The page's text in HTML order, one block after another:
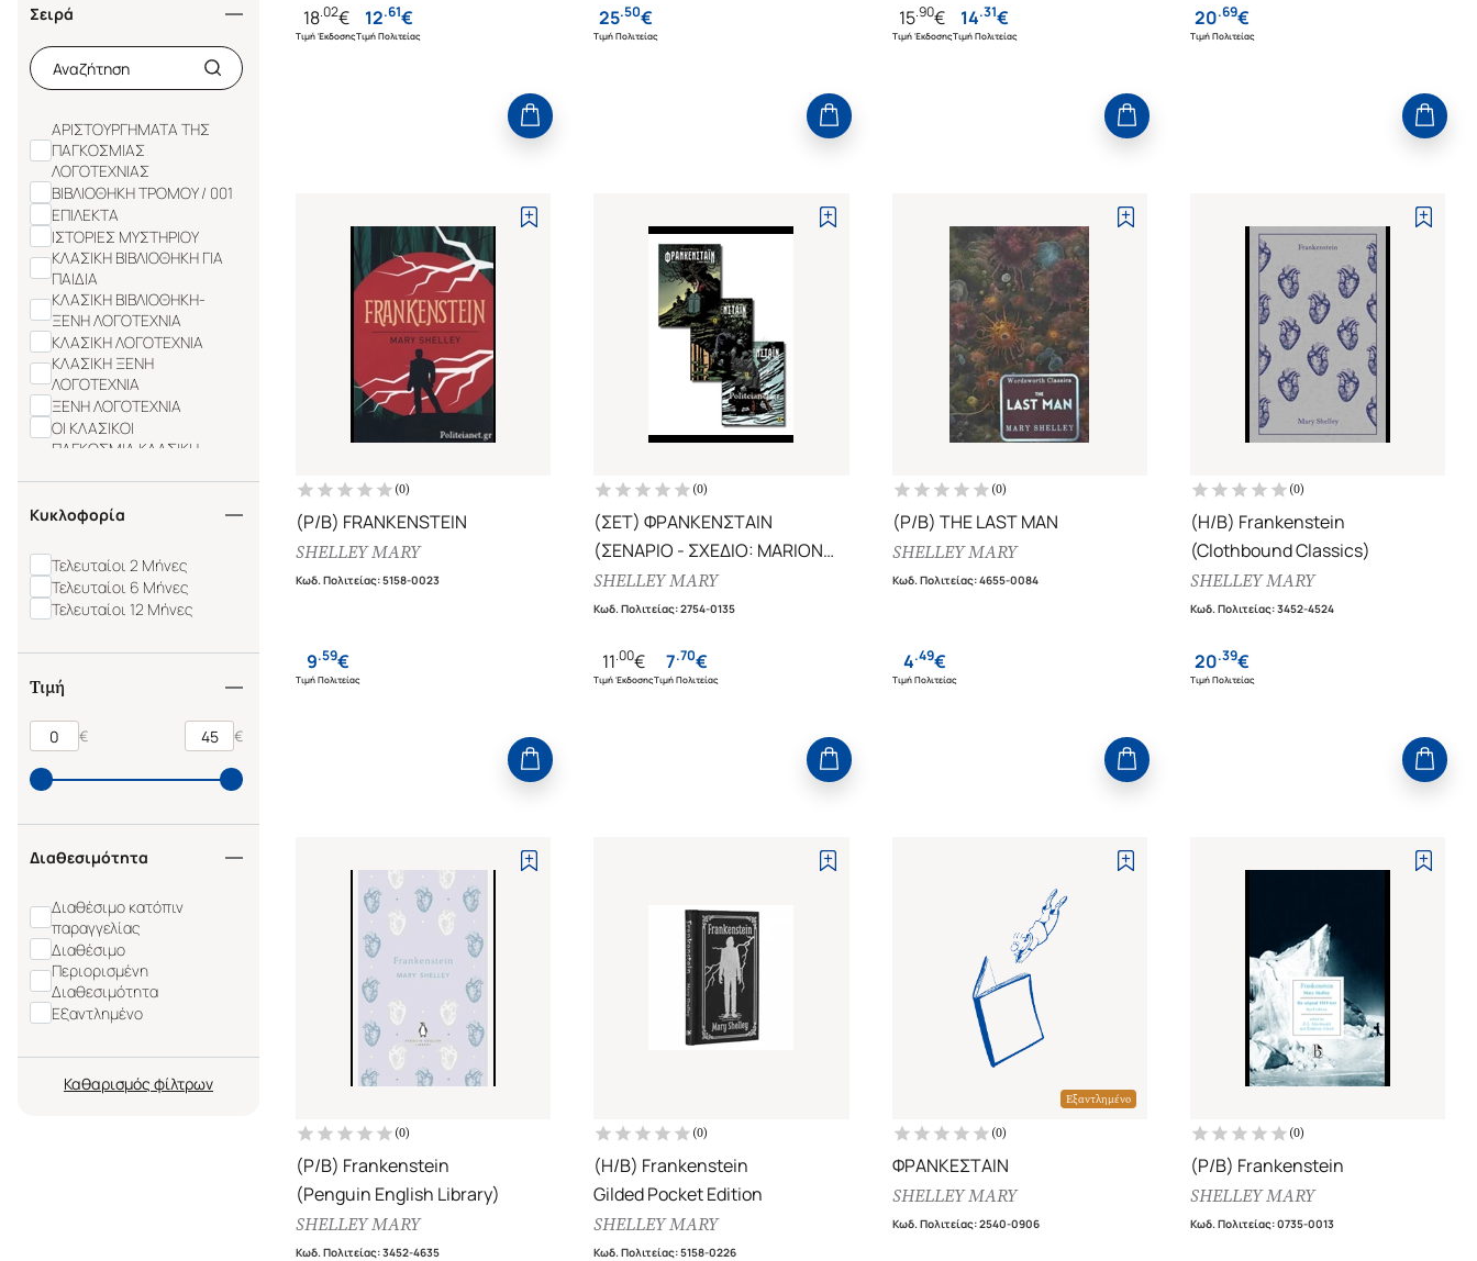
Σειρά
ΑΡΙΣΤΟΥΡΓΗΜΑΤΑ ΤΗΣ
ΠΑΓΚΟΣΜΙΑΣ
ΛΟΓΟΤΕΧΝΙΑΣ
ΒΙΒΛΙΟΘΗΚΗ ΤΡΟΜΟΥ / 001
ΕΠΙΛΕΚΤΑ
ΙΣΤΟΡΙΕΣ ΜΥΣΤΗΡΙΟΥ
ΚΛΑΣΙΚΗ ΒΙΒΛΙΟΘΗΚΗ ΓΙΑ
ΠΑΙΔΙΑ
ΚΛΑΣΙΚΗ ΒΙΒΛΙΟΘΗΚΗ-
ΞΕΝΗ ΛΟΓΟΤΕΧΝΙΑ
ΚΛΑΣΙΚΗ ΛΟΓΟΤΕΧΝΙΑ
ΚΛΑΣΙΚΗ ΞΕΝΗ
ΛΟΓΟΤΕΧΝΙΑ
ΞΕΝΗ ΛΟΓΟΤΕΧΝΙΑ
ΟΙ ΚΛΑΣΙΚΟΙ
ΠΑΓΚΟΣΜΙΑ ΚΛΑΣΙΚΗ
Brief Encounters
CLASSIC STARTS
COLLECTOR'S LIBRARY
COLLINS CLASSICS
GRADED READERS LEVEL 4
LITTLE BLACK CLASSICS
Κυκλοφορία
Τελευταίοι 2 Μήνες
Τελευταίοι 6 Μήνες
Τελευταίοι 12 Μήνες
Τιμή
€ €
Διαθεσιμότητα
Διαθέσιμο κατόπιν
παραγγελίας
Διαθέσιμο
Περιορισμένη
Διαθεσιμότητα
Εξαντλημένο
Καθαρισμός
18.02€
Τιμή Έκδοσης
12.61€
Τιμή Πολιτείας
25.50€
Τιμή Πολιτείας
15.90€
Τιμή Έκδοσης
14.31€
Τιμή Πολιτείας
20.69€
Τιμή Πολιτείας
(0)
(P/B) FRANKENSTEIN
SHELLEY MARY
Κωδ. Πολιτείας:5158-0023
9.59€
Τιμή Πολιτείας
(0)
(ΣΕΤ) ΦΡΑΝΚΕΝΣΤΑΙΝ
(ΣΕΝΑΡΙΟ - ΣΧΕΔΙΟ: MARION
MOUSSE)
SHELLEY MARY
Κωδ. Πολιτείας:2754-0135
11.00€
Τιμή Έκδοσης
7.70€
Τιμή Πολιτείας
(0)
(P/B) THE LAST MAN
SHELLEY MARY
Κωδ. Πολιτείας:4655-0084
4.49€
Τιμή Πολιτείας
(0)
(H/B) Frankenstein
(Clothbound Classics)
SHELLEY MARY
Κωδ. Πολιτείας:3452-4524
20.39€
Τιμή Πολιτείας
(0)
(P/B) Frankenstein
(Penguin English Library)
SHELLEY MARY
Κωδ. Πολιτείας:3452-4635
(0)
(H/B) Frankenstein
Gilded Pocket Edition
SHELLEY MARY
Κωδ. Πολιτείας:5158-0226
Εξαντλημένο
(0)
ΦΡΑΝΚΕΣΤΑΙΝ
SHELLEY MARY
Κωδ. Πολιτείας:2540-0906
(0)
(P/B) Frankenstein
SHELLEY MARY
Κωδ. Πολιτείας:0735-0013